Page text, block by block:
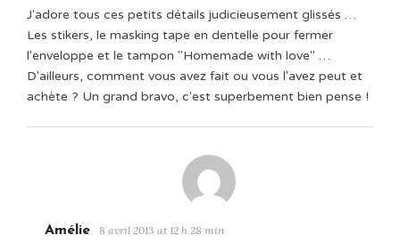
J'adore tous ces petits détails judicieusement glissés …
Les stikers, le masking tape en dentelle pour fermer
l'enveloppe et le tampon "Homemade with love" …
D'ailleurs, comment vous avez fait ou vous l'avez peut et
achète ? Un grand bravo, c'est superbement bien pense !
Amélie 8 avril 2013 at 12 h 28 min